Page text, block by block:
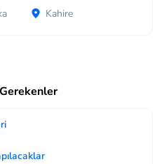
Kahire